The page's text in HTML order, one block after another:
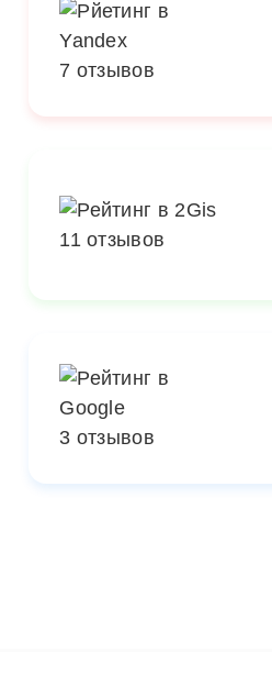
7 отзывов
11 отзывов
3 отзывов